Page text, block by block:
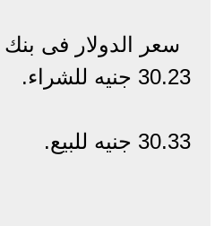
سعر الدولار فى بنك
30.23 جنيه للشراء.
30.33 جنيه للبيع.